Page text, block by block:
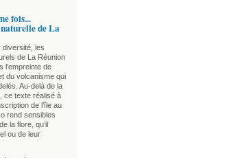
fois...
de La
diversité, les
de La Réunion
l’empreinte de
du volcanisme qui
Au-delà de la
ce texte réalisé à
de l’île au
rend sensibles
la flore, qu’il
ou de leur